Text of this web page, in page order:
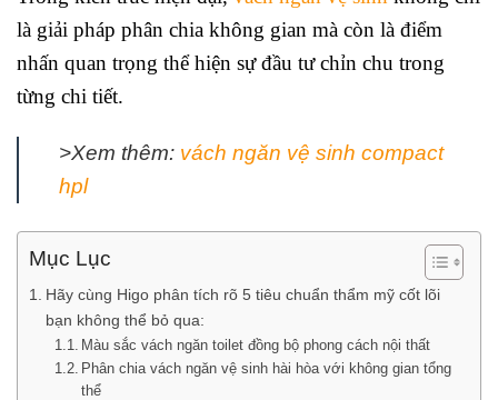
là giải pháp phân chia không gian mà còn là điểm
nhấn quan trọng thể hiện sự đầu tư chỉn chu trong
từng chi tiết.
>Xem thêm: vách ngăn vệ sinh compact
hpl
Mục Lục
Hãy cùng Higo phân tích rõ 5 tiêu chuẩn thẩm mỹ cốt lõi
bạn không thể bỏ qua:
Màu sắc vách ngăn toilet đồng bộ phong cách nội thất
Phân chia vách ngăn vệ sinh hài hòa với không gian tổng
thể